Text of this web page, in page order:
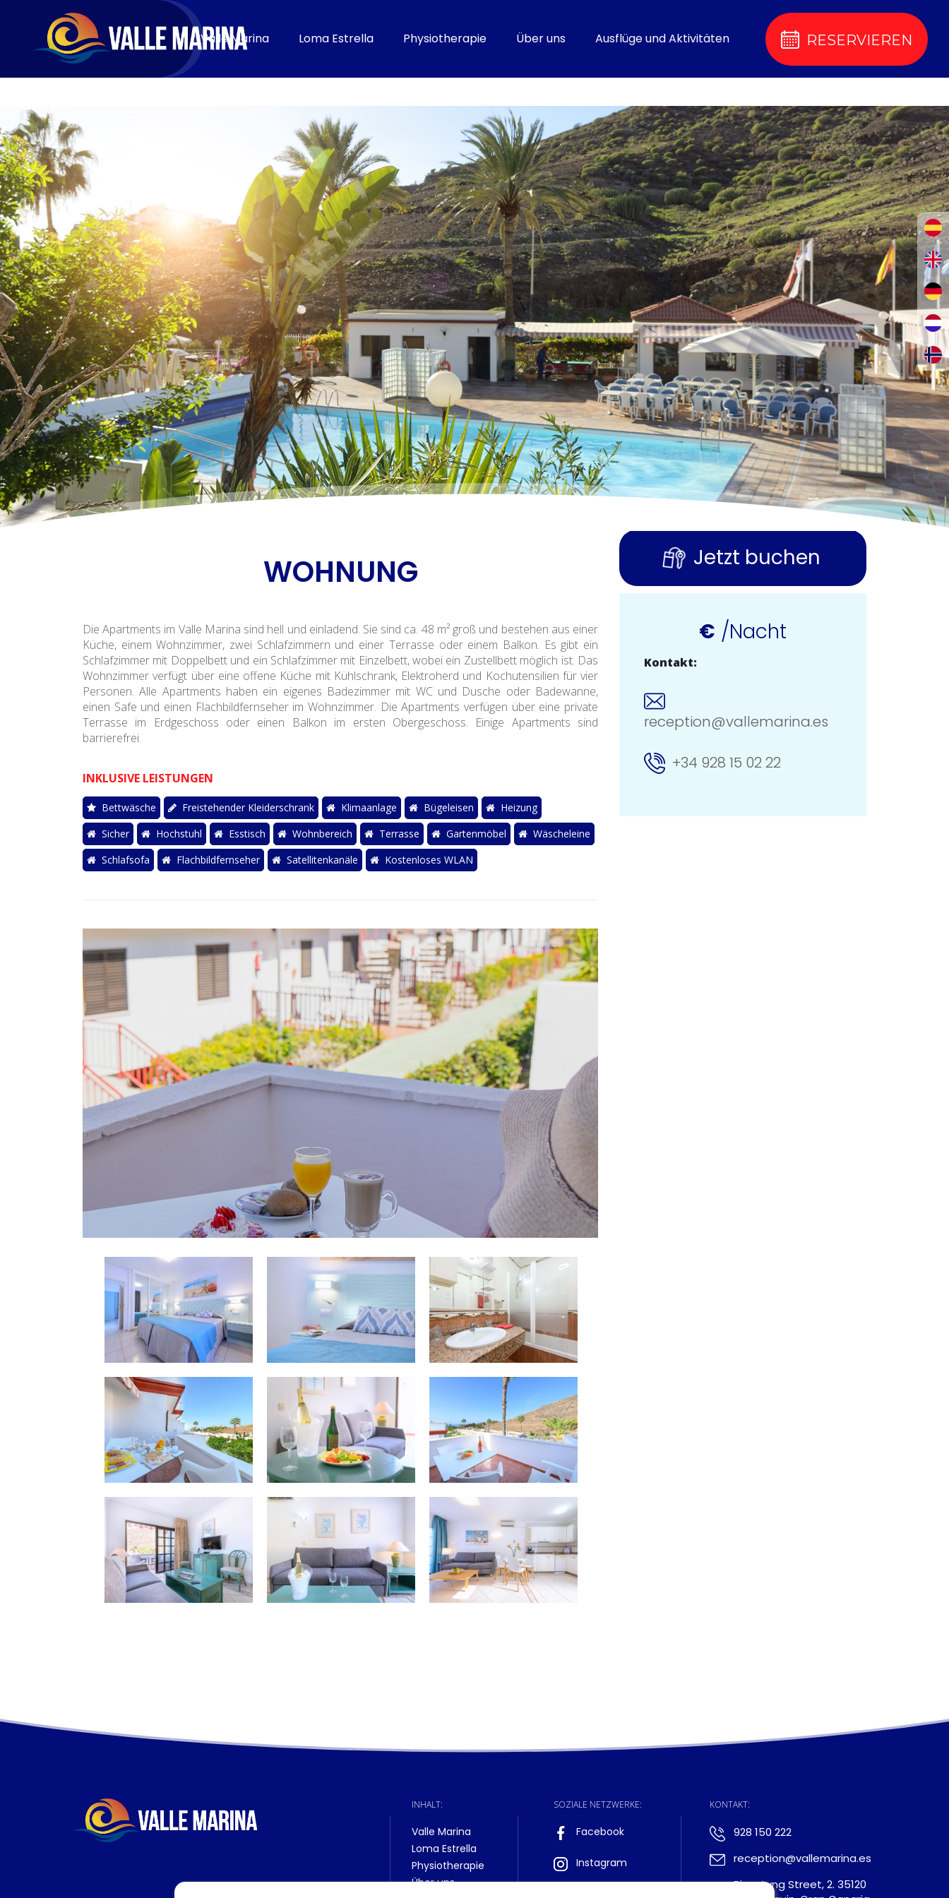
Valle Marina Loma Estrella Physiotherapie Über uns Ausflüge und Aktivitäten RESERVIEREN
Jetzt buchen
WOHNUNG
Die Apartments im Valle Marina sind hell und einladend. Sie sind ca. 48 m² groß und bestehen aus einer
Küche, einem Wohnzimmer, zwei Schlafzimmern und einer Terrasse oder einem Balkon. Es gibt ein
Schlafzimmer mit Doppelbett und ein Schlafzimmer mit Einzelbett, wobei ein Zustellbett möglich ist. Das
Wohnzimmer verfügt über eine offene Küche mit Kühlschrank, Elektroherd und Kochutensilien für vier
Personen. Alle Apartments haben ein eigenes Badezimmer mit WC und Dusche oder Badewanne,
einen Safe und einen Flachbildfernseher im Wohnzimmer. Die Apartments verfügen über eine private
Terrasse im Erdgeschoss oder einen Balkon im ersten Obergeschoss. Einige Apartments sind
barrierefrei.
INKLUSIVE LEISTUNGEN
Bettwäsche Freistehender Kleiderschrank Klimaanlage Bügeleisen
Heizung
Sicher
Hochstuhl Esstisch Wohnbereich Terrasse Gartenmöbel
Wäscheleine
Schlafsofa
Flachbildfernseher Satellitenkanäle Kostenloses WLAN
Jetzt buchen
€ /Nacht
Kontakt:
reception@vallemarina.es
+34 928 15 02 22
INHALT:
Valle Marina
Loma Estrella
Physiotherapie
Über uns
SOZIALE NETZWERKE:
Facebook
Instagram
KONTAKT:
928 150 222
reception@vallemarina.es
Bjorn Lyng Street, 2. 35120